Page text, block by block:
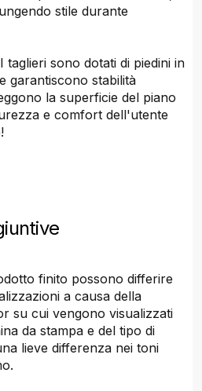
stile durante
taglieri sono dotati di piedini in
garantiscono stabilità
la superficie del piano
e comfort dell'utente
finito possono differire
a causa della
su cui vengono visualizzati
da stampa e del tipo di
lieve differenza nei toni